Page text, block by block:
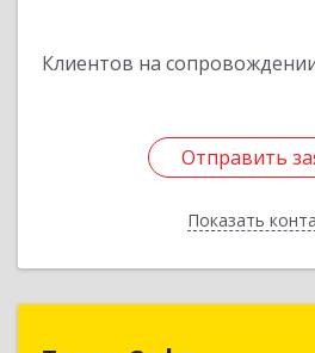
Клиентов на
Отправить
Показать
Отправить
Назад